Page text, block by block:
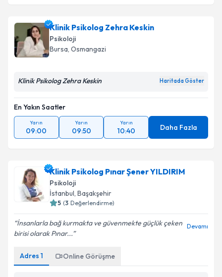
Klinik Psikolog Zehra Keskin
Psikoloji
Bursa, Osmangazi
Klinik Psikolog Zehra Keskin Haritada Göster
En Yakın Saatler
Yarın
09:00
Yarın
09:50
Yarın
10:40 Daha Fazla
Klinik Psikolog Pınar Şener YILDIRIM
Psikoloji
İstanbul, Başakşehir
5 (3 Değerlendirme)
İnsanlarla bağ kurmakta ve güvenmekte güçlük çeken
birisi olarak Pınar...
Devamı
Adres 1 Online Görüşme